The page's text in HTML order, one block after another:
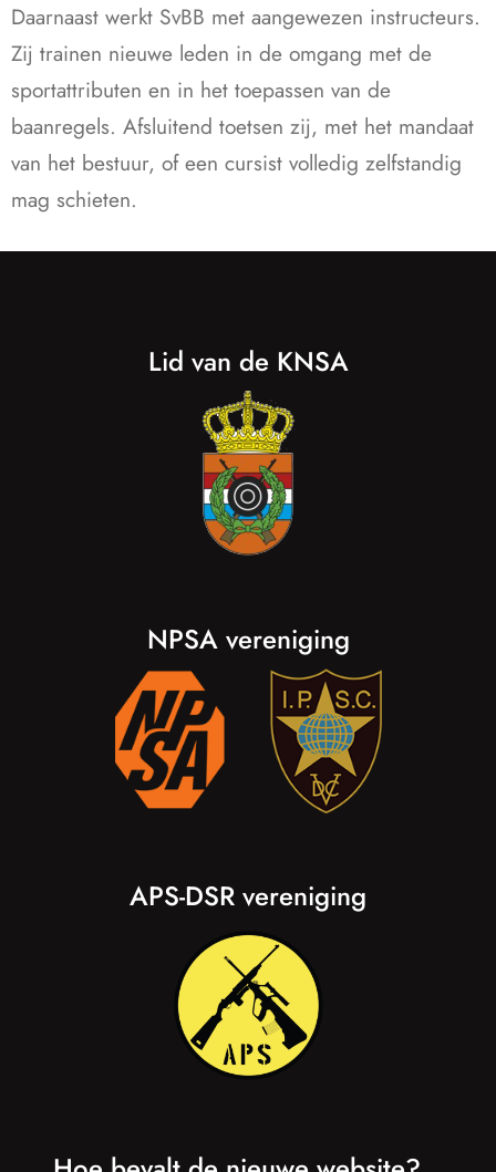
Daarnaast werkt SvBB met aangewezen instructeurs.
Zij trainen nieuwe leden in de omgang met de
sportattributen en in het toepassen van de
baanregels. Afsluitend toetsen zij, met het mandaat
van het bestuur, of een cursist volledig zelfstandig
mag schieten.
Lid van de KNSA
NPSA vereniging
APS-DSR vereniging